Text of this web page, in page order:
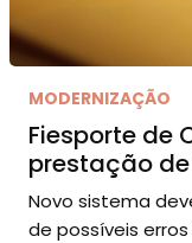
MODERNIZAÇÃO
Fiesporte de
prestação
Novo sistema
de possíveis